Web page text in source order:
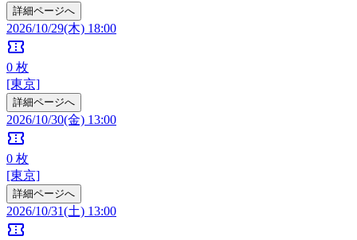
詳細ページへ
2026/10/29(木) 18:00
confirmation_number
0 枚
[東京]
詳細ページへ
2026/10/30(金) 13:00
confirmation_number
0 枚
[東京]
詳細ページへ
2026/10/31(土) 13:00
confirmation_number